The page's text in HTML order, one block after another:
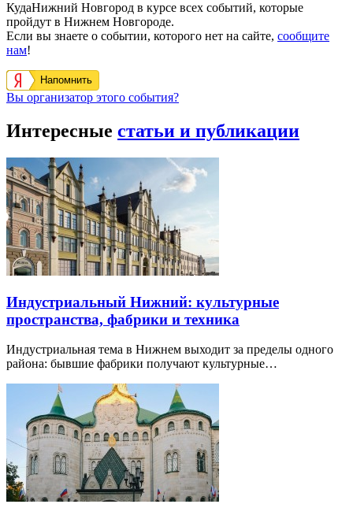
КудаНижний Новгород в курсе всех событий, которые
пройдут в Нижнем Новгороде.
Если вы знаете о событии, которого нет на сайте, сообщите
нам!
Напомнить
Вы организатор этого события?
Интересные статьи и публикации
Индустриальный Нижний: культурные
пространства, фабрики и техника
Индустриальная тема в Нижнем выходит за пределы одного
района: бывшие фабрики получают культурные…